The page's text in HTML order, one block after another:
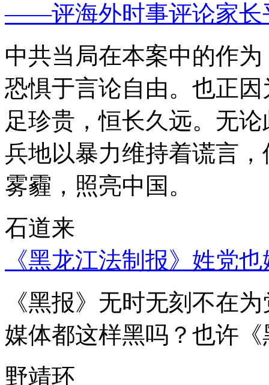
——评海外时事评论家长
中共当局在本案中的作
恐惧于言论自由。也正
足珍贵，恒长久远。无
兵地以暴力维持着谎言
雾霾，照亮中国。
石道来
《黑龙江法制报》姓党
《黑报》无时无刻不在
媒体都这样黑吗？也许
野靖环